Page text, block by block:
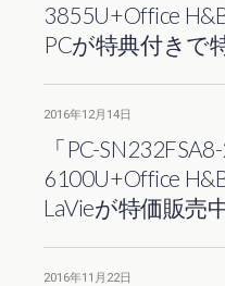
3855U+Office
PCが特典付きで
2016年12月14日
「PC-
6100U+Office
LaVieが特価販売
2016年11月22日